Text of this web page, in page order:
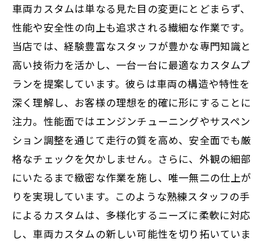
車両カスタムは単なる見た目の変更にとどまらず、
性能や安全性の向上も追求される繊細な作業です。
当店では、経験豊富なスタッフが豊かな専門知識と
高い技術力を活かし、一台一台に最適なカスタムプ
ランを提案しています。彼らは車両の構造や特性を
深く理解し、お客様の理想を的確に形にすることに
注力。性能面ではエンジンチューニングやサスペン
ション調整を通じて走行の質を高め、安全面でも厳
格なチェックを欠かしません。さらに、外観の細部
にいたるまで緻密な作業を施し、唯一無二の仕上が
りを実現しています。このような熟練スタッフの手
によるカスタムは、多様化するニーズに柔軟に対応
し、車両カスタムの新しい可能性を切り拓いていま